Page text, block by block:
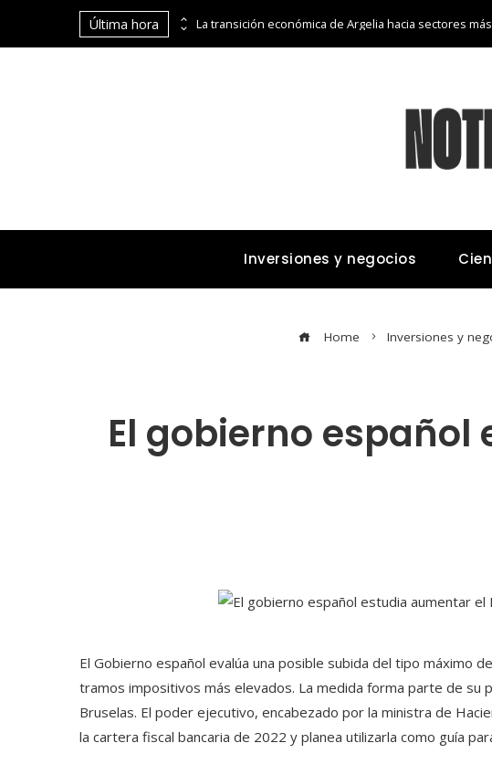
Última hora Cómo los imperios dominaron el comercio marítimo y terrestre antes de la era industrial
Inversiones y negocios
Home Inversiones y
El gobierno español
El Gobierno español evalúa una posible subida del tipo máximo
tramos impositivos más elevados. La medida forma parte de su
Bruselas. El poder ejecutivo, encabezado por la ministra de
la cartera fiscal bancaria de 2022 y planea utilizarla como guía